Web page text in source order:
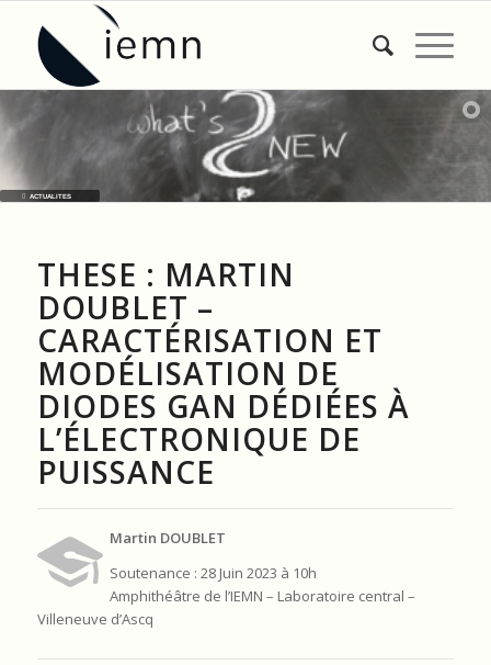
ACTUALITES
THESE : MARTIN
DOUBLET –
CARACTÉRISATION ET
MODÉLISATION DE
DIODES GAN DÉDIÉES À
L’ÉLECTRONIQUE DE
PUISSANCE
Martin DOUBLET
Soutenance : 28 Juin 2023 à 10h
Amphithéâtre de l’IEMN – Laboratoire central –
Villeneuve d’Ascq